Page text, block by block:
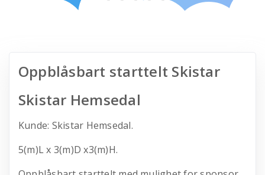
Oppblåsbart starttelt Skistar
Skistar Hemsedal
Kunde: Skistar Hemsedal.
5(m)L x 3(m)D x3(m)H.